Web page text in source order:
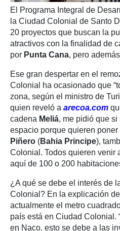
El Programa Integral de
la Ciudad Colonial de Santo
20 proyectos que buscan la
atractivos con la finalidad de
por Punta Cana, pero
Ese gran despertar en el
Colonial ha ocasionado que
zona, según el ministro de
quien reveló a arecoa.com
cadena Meliá, me pidió que
espacio porque quieren poner
Piñero (Bahia Principe),
Colonial. Todos quieren venir
aquí de 100 o 200
¿A qué se debe el interés de
Colonial? En la explicación
actualmente el metro
país está en Ciudad Colonial.
en Naco, esto se debe a las